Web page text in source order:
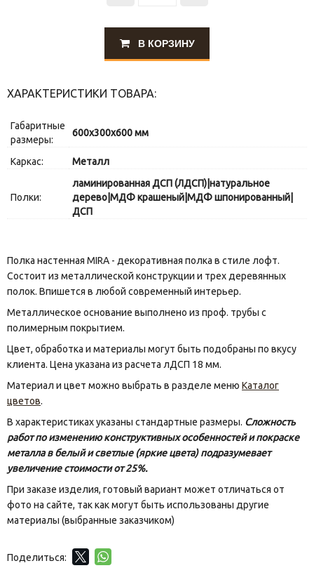
В КОРЗИНУ
ХАРАКТЕРИСТИКИ ТОВАРА:
Габаритные
размеры:
600х300х600 мм
Каркас: Металл
Полки:
ламинированная ДСП (ЛДСП)|натуральное
дерево|МДФ крашеный|МДФ шпонированный|
ДСП
Полка настенная MIRA - декоративная полка в стиле лофт.
Состоит из металлической конструкции и трех деревянных
полок. Впишется в любой современный интерьер.
Металлическое основание выполнено из проф. трубы с
полимерным покрытием.
Цвет, обработка и материалы могут быть подобраны по вкусу
клиента. Цена указана из расчета лДСП 18 мм.
Материал и цвет можно выбрать в разделе меню Каталог
цветов.
В характеристиках указаны стандартные размеры. Сложность
работ по изменению конструктивных особенностей и покраске
металла в белый и светлые (яркие цвета) подразумевает
увеличение стоимости от 25%.
При заказе изделия, готовый вариант может отличаться от
фото на сайте, так как могут быть использованы другие
материалы (выбранные заказчиком)
Поделиться: